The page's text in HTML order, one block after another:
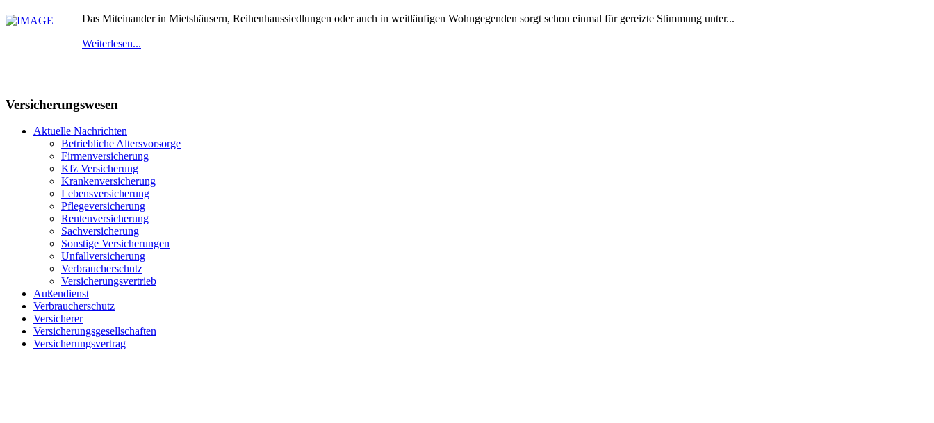
Das Miteinander in Mietshäusern, Reihenhaussiedlungen oder auch in weitläufigen Wohngegenden sorgt schon einmal für gereizte Stimmung unter...
Weiterlesen...
Versicherungswesen
Aktuelle Nachrichten
Betriebliche Altersvorsorge
Firmenversicherung
Kfz Versicherung
Krankenversicherung
Lebensversicherung
Pflegeversicherung
Rentenversicherung
Sachversicherung
Sonstige Versicherungen
Unfallversicherung
Verbraucherschutz
Versicherungsvertrieb
Außendienst
Verbraucherschutz
Versicherer
Versicherungsgesellschaften
Versicherungsvertrag